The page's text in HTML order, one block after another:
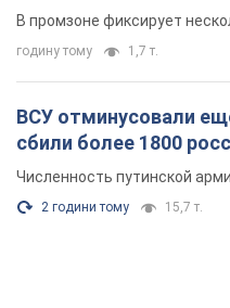
В промзоне фиксирует
годину тому 1,7 т.
ВСУ отминусовали
сбили более 1800
Численность путинской
2 години тому 15,7 т.